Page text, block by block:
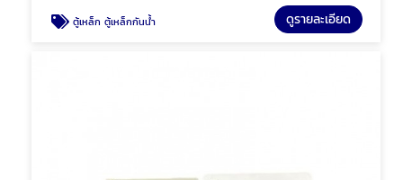
ตู้เหล็ก ตู้เหล็กกันน้ำ ดูรายละเอียด